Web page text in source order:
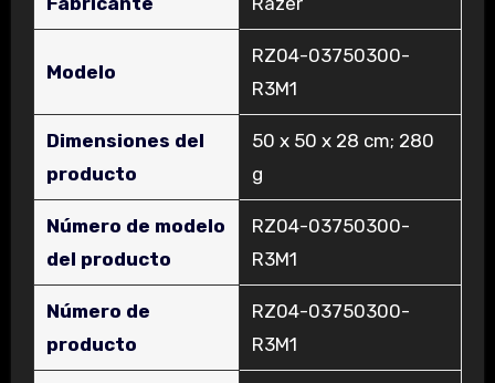
Modelo
‎RZ04-03750300-
R3M1
Dimensiones del
producto
‎50 x 50 x 28 cm; 280
g
Número de modelo
del producto
‎RZ04-03750300-
R3M1
Número de
producto
‎RZ04-03750300-
R3M1